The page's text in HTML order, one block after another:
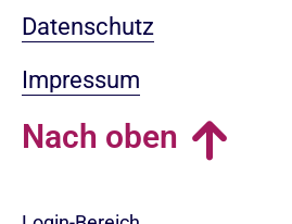
Datenschutz
Impressum
Nach oben